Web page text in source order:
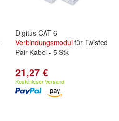
Digitus CAT 6
Verbindungsmodul für Twisted
Pair Kabel - 5 Stk
21,27 €
Kostenloser Versand